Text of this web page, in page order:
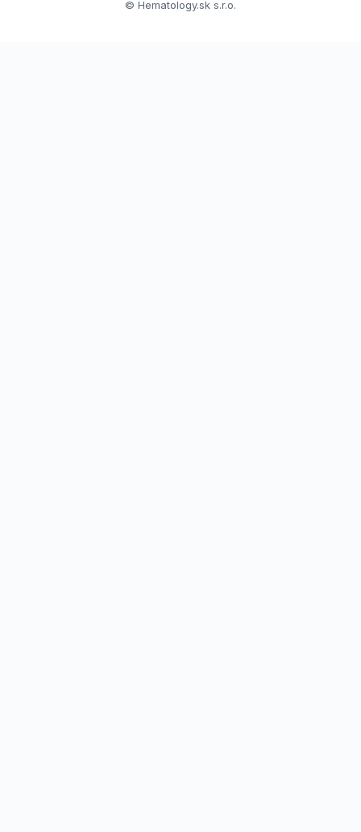
© Hematology.sk s.r.o.